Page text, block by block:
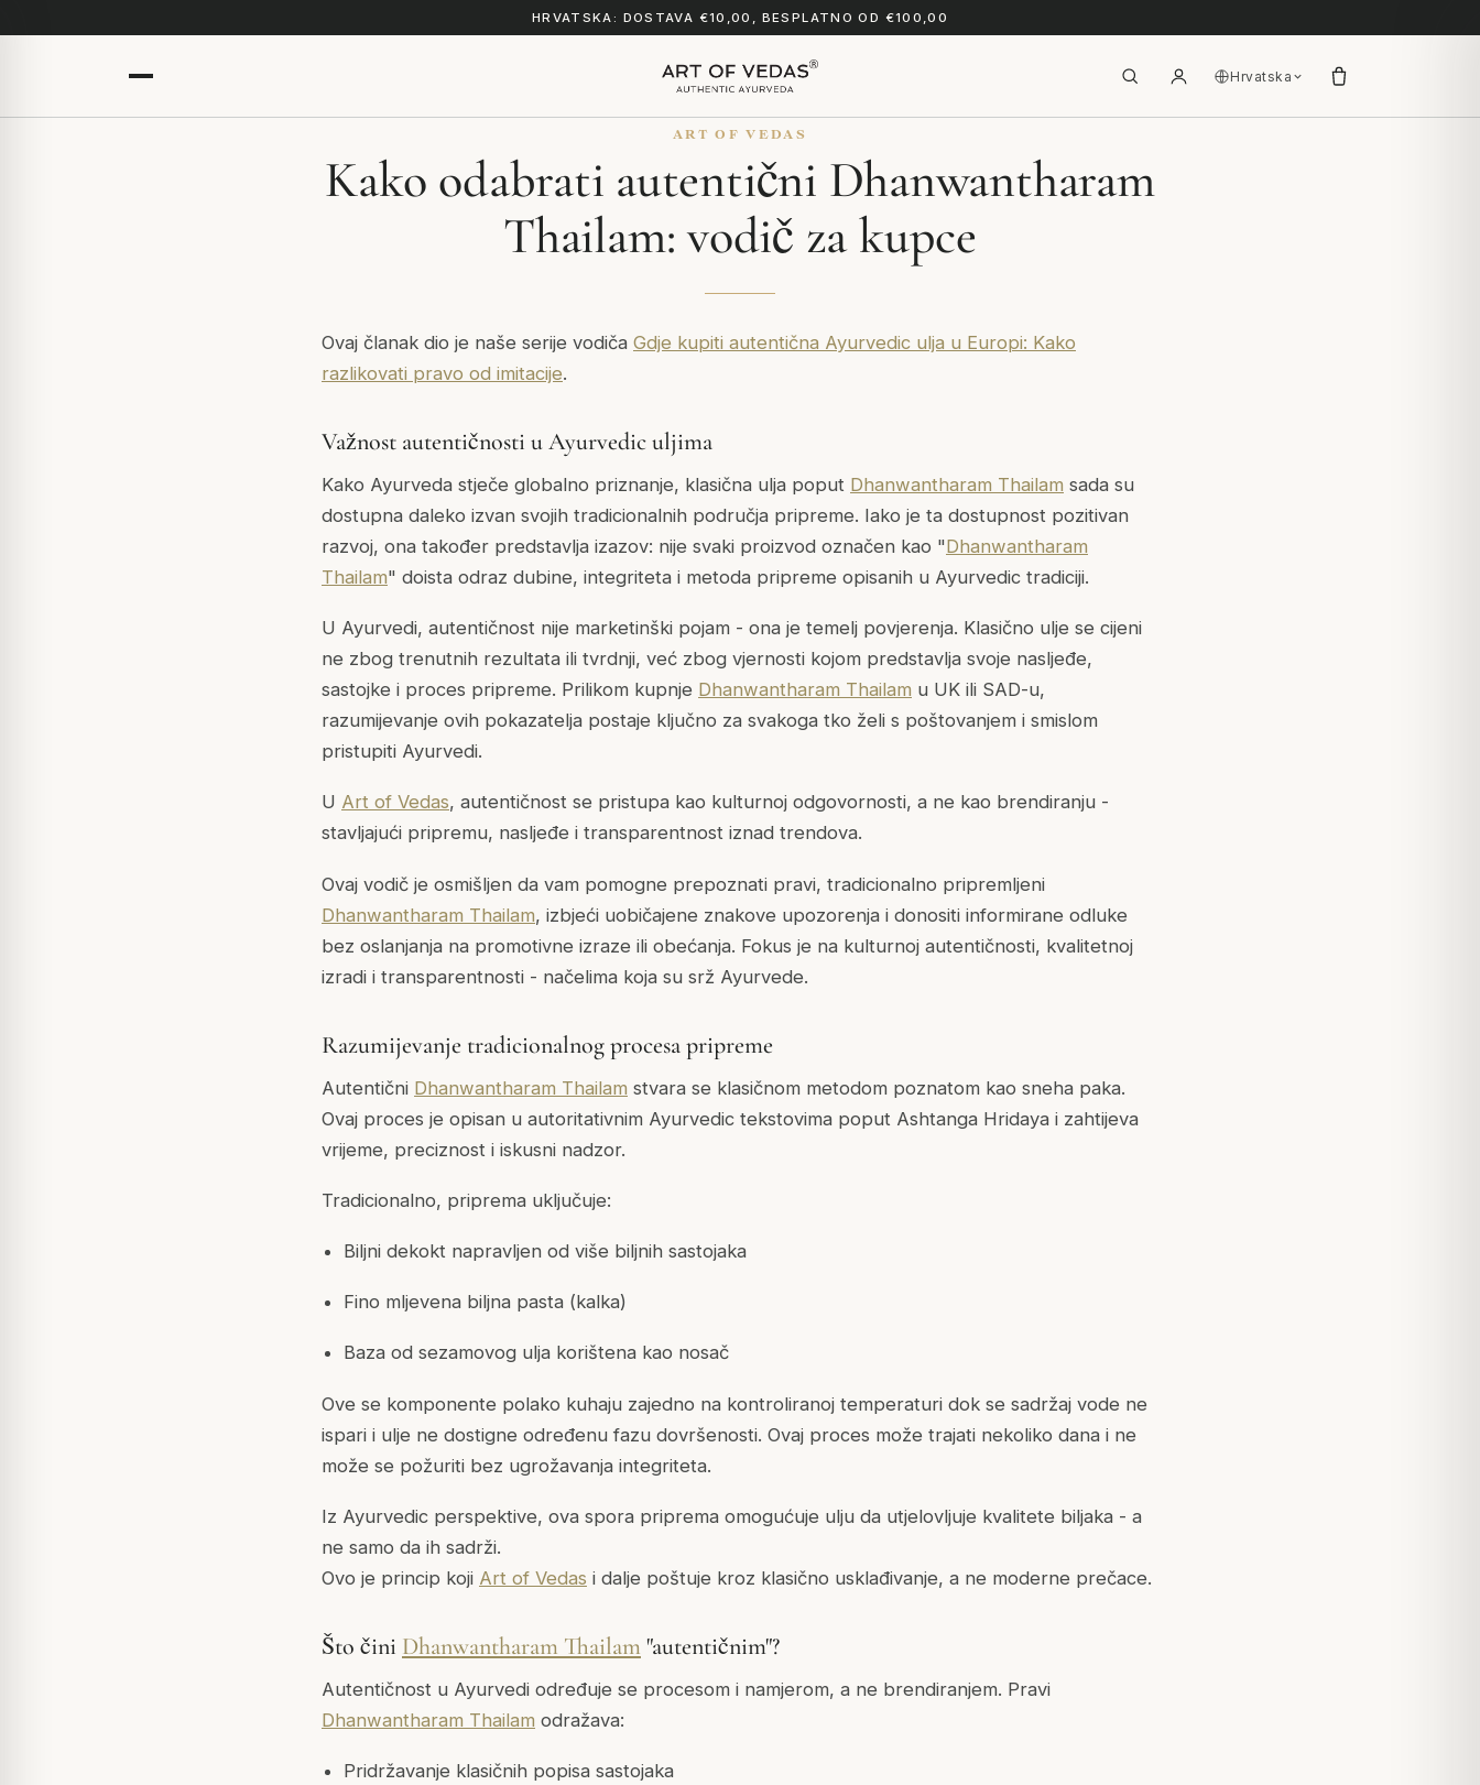
HRVATSKA: DOSTAVA €10,00, BESPLATNO OD €100,00
Hrvatska
ART OF VEDAS
Kako odabrati autentični Dhanwantharam
Thailam: vodič za kupce
Ovaj članak dio je naše serije vodiča Gdje kupiti autentična Ayurvedic ulja u Europi: Kako
razlikovati pravo od imitacije.
Važnost autentičnosti u Ayurvedic uljima
Kako Ayurveda stječe globalno priznanje, klasična ulja poput Dhanwantharam Thailam sada su
dostupna daleko izvan svojih tradicionalnih područja pripreme. Iako je ta dostupnost pozitivan
razvoj, ona također predstavlja izazov: nije svaki proizvod označen kao "Dhanwantharam
Thailam" doista odraz dubine, integriteta i metoda pripreme opisanih u Ayurvedic tradiciji.
U Ayurvedi, autentičnost nije marketinški pojam - ona je temelj povjerenja. Klasično ulje se cijeni
ne zbog trenutnih rezultata ili tvrdnji, već zbog vjernosti kojom predstavlja svoje nasljeđe,
sastojke i proces pripreme. Prilikom kupnje Dhanwantharam Thailam u UK ili SAD-u,
razumijevanje ovih pokazatelja postaje ključno za svakoga tko želi s poštovanjem i smislom
pristupiti Ayurvedi.
U Art of Vedas, autentičnost se pristupa kao kulturnoj odgovornosti, a ne kao brendiranju -
stavljajući pripremu, nasljeđe i transparentnost iznad trendova.
Ovaj vodič je osmišljen da vam pomogne prepoznati pravi, tradicionalno pripremljeni
Dhanwantharam Thailam, izbjeći uobičajene znakove upozorenja i donositi informirane odluke
bez oslanjanja na promotivne izraze ili obećanja. Fokus je na kulturnoj autentičnosti, kvalitetnoj
izradi i transparentnosti - načelima koja su srž Ayurvede.
Razumijevanje tradicionalnog procesa pripreme
Autentični Dhanwantharam Thailam stvara se klasičnom metodom poznatom kao sneha paka.
Ovaj proces je opisan u autoritativnim Ayurvedic tekstovima poput Ashtanga Hridaya i zahtijeva
vrijeme, preciznost i iskusni nadzor.
Tradicionalno, priprema uključuje:
Biljni dekokt napravljen od više biljnih sastojaka
Fino mljevena biljna pasta (kalka)
Baza od sezamovog ulja korištena kao nosač
Ove se komponente polako kuhaju zajedno na kontroliranoj temperaturi dok se sadržaj vode ne
ispari i ulje ne dostigne određenu fazu dovršenosti. Ovaj proces može trajati nekoliko dana i ne
može se požuriti bez ugrožavanja integriteta.
Iz Ayurvedic perspektive, ova spora priprema omogućuje ulju da utjelovljuje kvalitete biljaka - a
ne samo da ih sadrži.
Ovo je princip koji Art of Vedas i dalje poštuje kroz klasično usklađivanje, a ne moderne prečace.
Što čini Dhanwantharam Thailam "autentičnim"?
Autentičnost u Ayurvedi određuje se procesom i namjerom, a ne brendiranjem. Pravi
Dhanwantharam Thailam odražava:
Pridržavanje klasičnih popisa sastojaka